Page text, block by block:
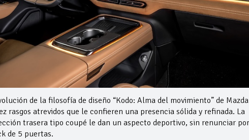
de la filosofía de diseño “Kodo: Alma del movimiento” de
rasgos atrevidos que le confieren una presencia sólida y refinada. La
trasera tipo coupé le dan un aspecto deportivo, sin renunciar por
de 5 puertas.